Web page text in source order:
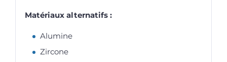
Matériaux alternatifs :
Alumine
Zircone